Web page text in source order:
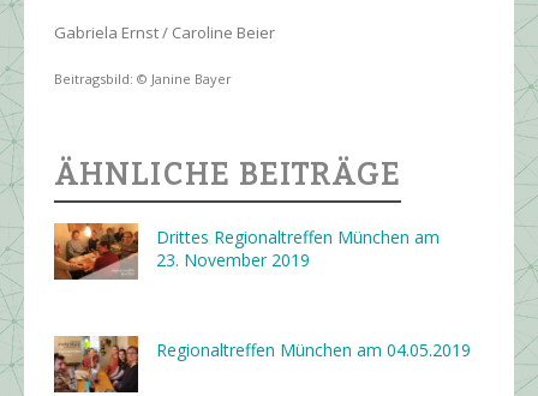
Gabriela Ernst / Caroline Beier
Beitragsbild: © Janine Bayer
ÄHNLICHE BEITRÄGE
Drittes Regionaltreffen München am
23. November 2019
Regionaltreffen München am 04.05.2019